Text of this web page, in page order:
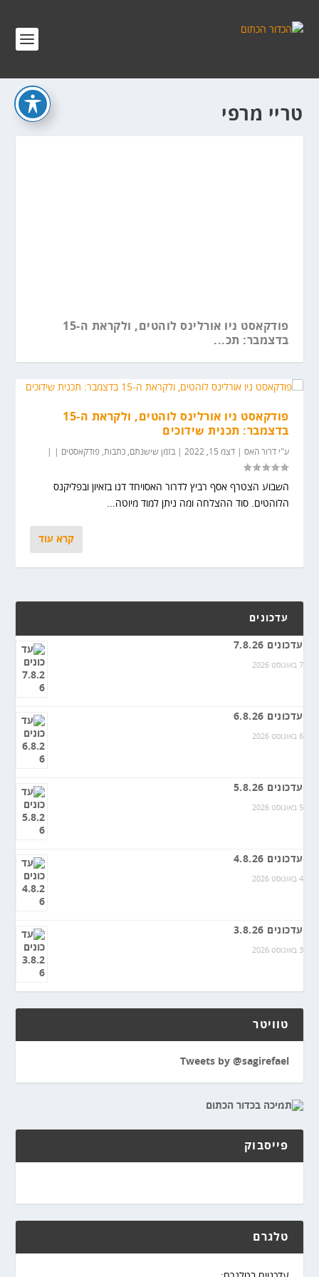
טריי מרפי
פודקאסט ניו אורלינס לוהטים, ולקראת ה-15
בדצמבר: תכ...
פודקאסט ניו אורלינס לוהטים, ולקראת ה-15
בדצמבר: תכנית שידוכים
ע"ידרור האס |דצמ 15, 2022 |בזמן שישנתם,כתבות,פודקאסטים
השבוע הצטרף אסף רביץ לדרור האסויחד דנו בזאיון ובפליקנס
הלוהטים. סוד ההצלחה ומה ניתן למוד מיוטה...
קרא עוד
עדכונים
עדכונים 7.8.26
7 באוגוסט 2026
עדכונים 6.8.26
6 באוגוסט 2026
עדכונים 5.8.26
5 באוגוסט 2026
עדכונים 4.8.26
4 באוגוסט 2026
עדכונים 3.8.26
3 באוגוסט 2026
טוויטר
Tweets by @sagirefael
פייסבוק
טלגרם